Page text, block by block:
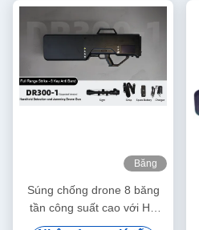
Băng
Súng chống drone 8 băng
tần công suất cao với Hệ
thống phòng thủ UAV tầm xa